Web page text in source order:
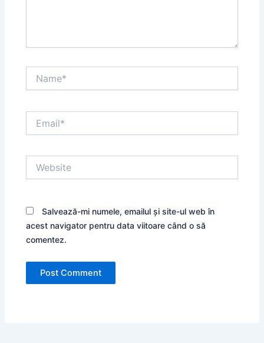
Salvează-mi numele, emailul și site-ul web în
acest navigator pentru data viitoare când o să
comentez.